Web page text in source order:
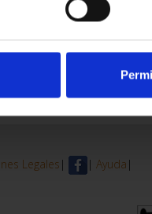
Legales | | Ayuda |